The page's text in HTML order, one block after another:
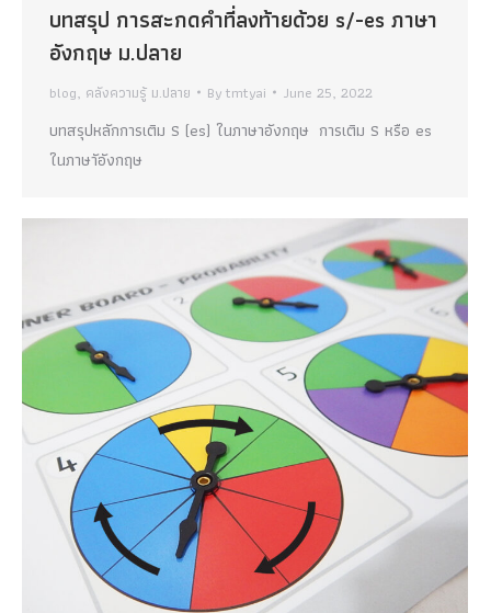
บทสรุป การสะกดคำที่ลงท้ายด้วย s/-es ภาษา
อังกฤษ ม.ปลาย
blog, คลังความรู้ ม.ปลาย Bytmtyai June 25, 2022
บทสรุปหลักการเติม S (es) ในภาษาอังกฤษ การเติม S หรือ es
ในภาษาัอังกฤษ